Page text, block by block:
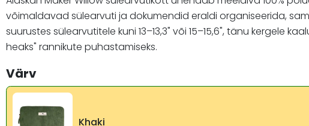
võimaldavad sülearvuti ja dokumendid eraldi organiseerida,
suurustes sülearvutitele kuni 13–13,3" või 15–15,6", tänu
heaks" rannikute puhastamiseks.
Värv
Khaki